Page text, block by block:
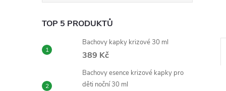
TOP 5 PRODUKTŮ
Bachovy kapky krizové 30 ml
389 Kč
Bachovy esence krizové kapky pro
děti noční 30 ml